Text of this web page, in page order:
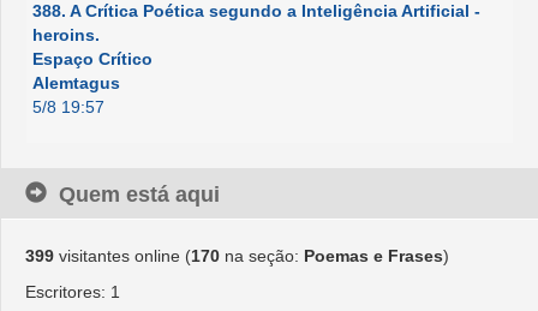
388. A Crítica Poética segundo a Inteligência Artificial -
heroins.
Espaço Crítico
Alemtagus
5/8 19:57
Quem está aqui
399 visitantes online (170 na seção: Poemas e Frases)
Escritores: 1